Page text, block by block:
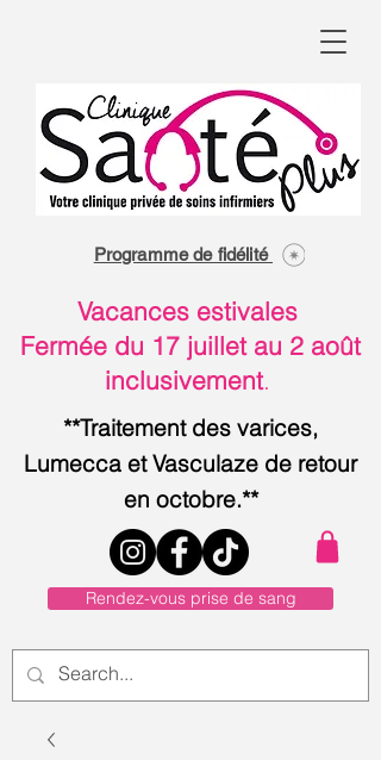
Rendez-vous prise de sang
Programme de fidélité
**Traitement des varices,
Lumecca et Vasculaze de retour
en octobre.**
Vacances estivales
Fermée du 17 juillet au 2 août
inclusivement.